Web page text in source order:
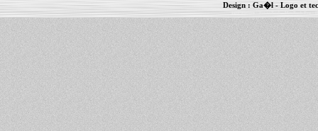
Design : Ga�l- Logo et